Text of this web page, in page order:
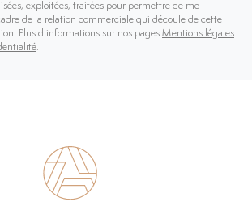
exploitées, traitées pour permettre de me
de la relation commerciale qui découle de cette
Plus d'informations sur nos pages Mentions légales
.